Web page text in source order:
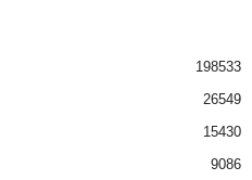
198533
26549
15430
9086